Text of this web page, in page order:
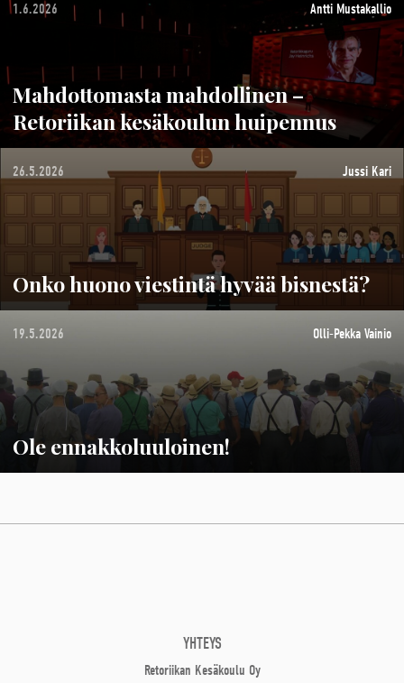
1.6.2026 Antti Mustakallio
Mahdottomasta mahdollinen –
Retoriikan kesäkoulun huipennus
26.5.2026 Jussi Kari
Onko huono viestintä hyvää bisnestä?
19.5.2026 Olli-Pekka Vainio
Ole ennakkoluuloinen!
YHTEYS
Retoriikan Kesäkoulu Oy